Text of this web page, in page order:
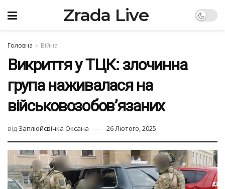
Zrada Live
Головна Війна
Викриття у ТЦК: злочинна
група наживалася на
військовозобов’язаних
від Заплюйсвічка Оксана 26 Лютого, 2025